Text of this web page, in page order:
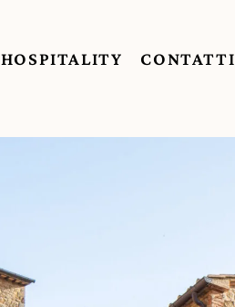
HOSPITALITY CONTATTI